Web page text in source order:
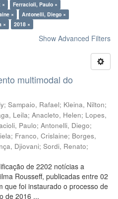
×
Ferracioli, Paulo ×
×
Antonelli, Diego ×
× 2018 ×
Show Advanced Filters
multimodal do
; Sampaio, Rafael; Kleina, Nilton;
Leila; Anacleto, Helen; Lopes,
Paulo; Antonelli, Diego;
; Franco, Crislaine; Borges,
Djiovani; Sordi, Renato;
de 2202 notícias a
Rousseff, publicadas entre 02
que foi instaurado o processo de
de 2016 ...